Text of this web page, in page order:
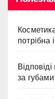
потрібна
за губами